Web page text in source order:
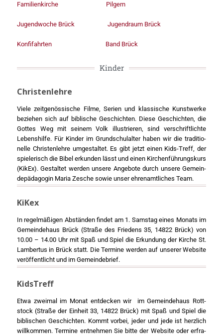
Fami­li­en­kir­che Pil­gern
Jugend­wo­che Brück Jugend­raum Brück
Kon­fi­fahr­ten Band Brück
Kin­der
Christenlehre
Vie­le zeit­ge­nös­si­sche Fil­me, Seri­en und klas­si­sche Kunst­wer­ke
bezie­hen sich auf bibli­sche Geschich­ten. Die­se Geschich­ten, die
Got­tes Weg mit sei­nem Volk illus­trie­ren, sind ver­schrift­lich­te
Lebens­hil­fe. Für Kin­der im Grund­schul­al­ter haben wir die tra­di­tio­
nel­le Chris­ten­leh­re umge­stal­tet. Es gibt jetzt einen Kids-Treff, der
spie­le­risch die Bibel erkun­den lässt und einen Kir­chen­füh­rungs­kurs
(KikEx). Gestal­tet wer­den unse­re Ange­bo­te durch unse­re Gemein­
de­päd­ago­gin Maria Zesche sowie unser ehren­amt­li­ches Team.
KiKex
In regel­mä­ßi­gen Abstän­den fin­det am 1. Sams­tag eines Monats im
Gemein­de­haus Brück (Stra­ße des Frie­dens 35, 14822 Brück) von
10.00 – 14.00 Uhr mit Spaß und Spiel die Erkun­dung der Kir­che St.
Lam­ber­tus in Brück statt. Die Ter­mi­ne wer­den auf unse­rer Web­site
ver­öf­fent­licht und im Gemein­de­brief.
KidsTreff
Etwa zwei­mal im Monat ent­de­cken wir im Gemein­de­haus Rott­
stock (Stra­ße der Ein­heit 33, 14822 Brück) mit Spaß und Spiel die
bibli­schen Geschich­ten. Kommt vor­bei, jeder und jede ist herz­lich
will­kom­men. Ter­mi­ne ent­neh­men Sie bit­te der Web­site oder erfra­